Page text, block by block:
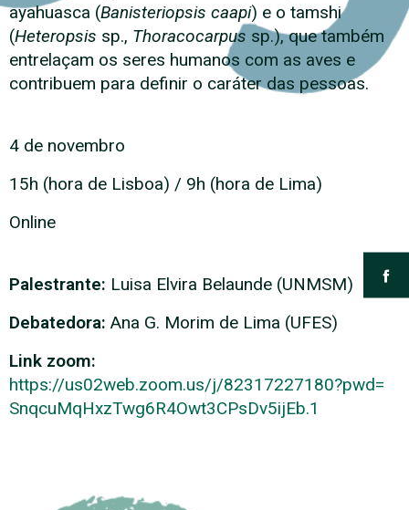
ayahuasca (Banisteriopsis caapi) e o tamshi
(Heteropsis sp., Thoracocarpus sp.), que também
entrelaçam os seres humanos com as aves e
contribuem para definir o caráter das pessoas.
4 de novembro
15h (hora de Lisboa) / 9h (hora de Lima)
Online
Palestrante: Luisa Elvira Belaunde (UNMSM)
Debatedora: Ana G. Morim de Lima (UFES)
Link zoom:
https://us02web.zoom.us/j/82317227180?pwd=
SnqcuMqHxzTwg6R4Owt3CPsDv5ijEb.1